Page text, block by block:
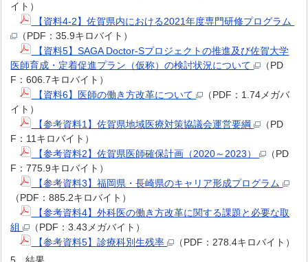
イト）
【資料4-2】佐賀県内における2021年度専門研修プログラム
（PDF：35.9キロバイト）
【資料5】SAGA Doctor-Sプロジェクトの推進及び佐賀大学
医師育成・定着促進プラン（仮称）の検討状況について
（PD
F：606.7キロバイト）
【資料6】医師の働き方改革について
（PDF：1.74メガバ
イト）
【参考資料1】佐賀県地域医療対策協議会運営要綱
（PD
F：11キロバイト）
【参考資料2】佐賀県医師確保計画（2020～2023）
（PD
F：775.9キロバイト）
【参考資料3】福岡県・長崎県のキャリア形成プログラム
（PDF：885.2キロバイト）
【参考資料4】外科医の働き方改革に関する課題と必要な取
組
（PDF：3.43メガバイト）
【参考資料5】診療科別生残率
（PDF：278.4キロバイト）